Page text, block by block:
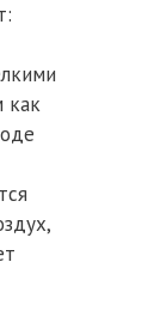
как